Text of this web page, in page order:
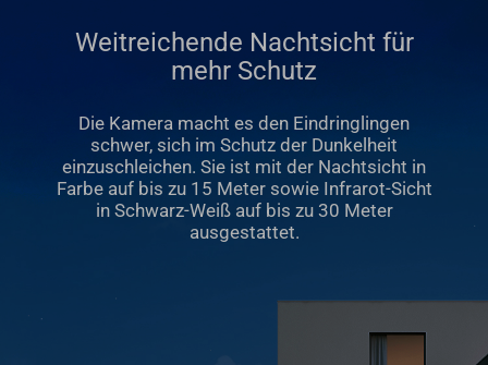
Weitreichende Nachtsicht für
mehr Schutz
Die Kamera macht es den Eindringlingen
schwer, sich im Schutz der Dunkelheit
einzuschleichen. Sie ist mit der Nachtsicht in
Farbe auf bis zu 15 Meter sowie Infrarot-Sicht
in Schwarz-Weiß auf bis zu 30 Meter
ausgestattet.